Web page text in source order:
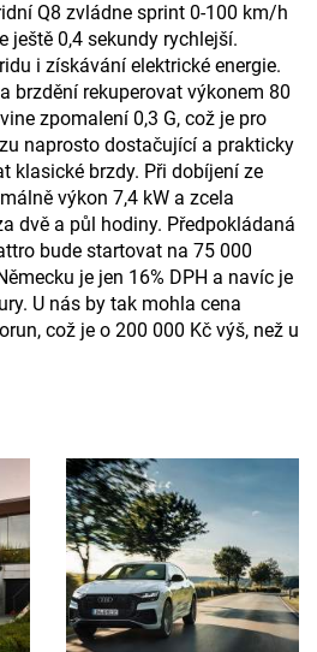
Q8 zvládne sprint 0-100 km/h
ještě 0,4 sekundy rychlejší.
i získávání elektrické energie.
brzdění rekuperovat výkonem 80
zpomalení 0,3 G, což je pro
naprosto dostačující a prakticky
klasické brzdy. Při dobíjení ze
výkon 7,4 kW a zcela
dvě a půl hodiny. Předpokládaná
bude startovat na 75 000
je jen 16% DPH a navíc je
U nás by tak mohla cena
což je o 200 000 Kč výš, než u